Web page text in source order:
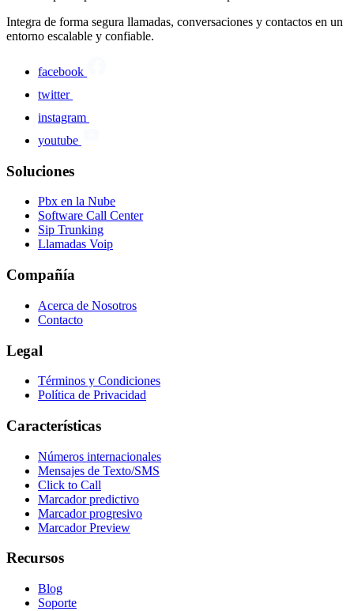
Integra de forma segura llamadas, conversaciones y contactos en un
entorno escalable y confiable.
facebook
twitter
instagram
youtube
Soluciones
Pbx en la Nube
Software Call Center
Sip Trunking
Llamadas Voip
Compañía
Acerca de Nosotros
Contacto
Legal
Términos y Condiciones
Política de Privacidad
Características
Números internacionales
Mensajes de Texto/SMS
Click to Call
Marcador predictivo
Marcador progresivo
Marcador Preview
Recursos
Blog
Soporte